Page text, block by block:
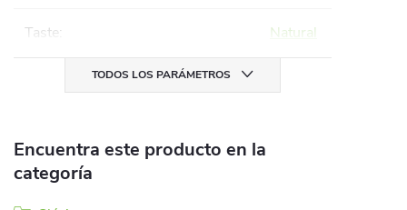
Taste: Natural
TODOS LOS PARÁMETROS
Encuentra este producto en la
categoría